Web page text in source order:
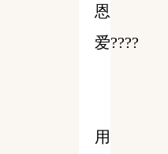
恩
爱????
用